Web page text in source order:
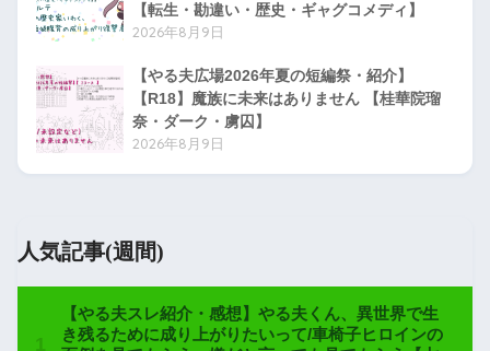
【転生・勘違い・歴史・ギャグコメディ】
2026年8月9日
【やる夫広場2026年夏の短編祭・紹介】
【R18】魔族に未来はありません 【桂華院瑠
奈・ダーク・虜囚】
2026年8月9日
人気記事(週間)